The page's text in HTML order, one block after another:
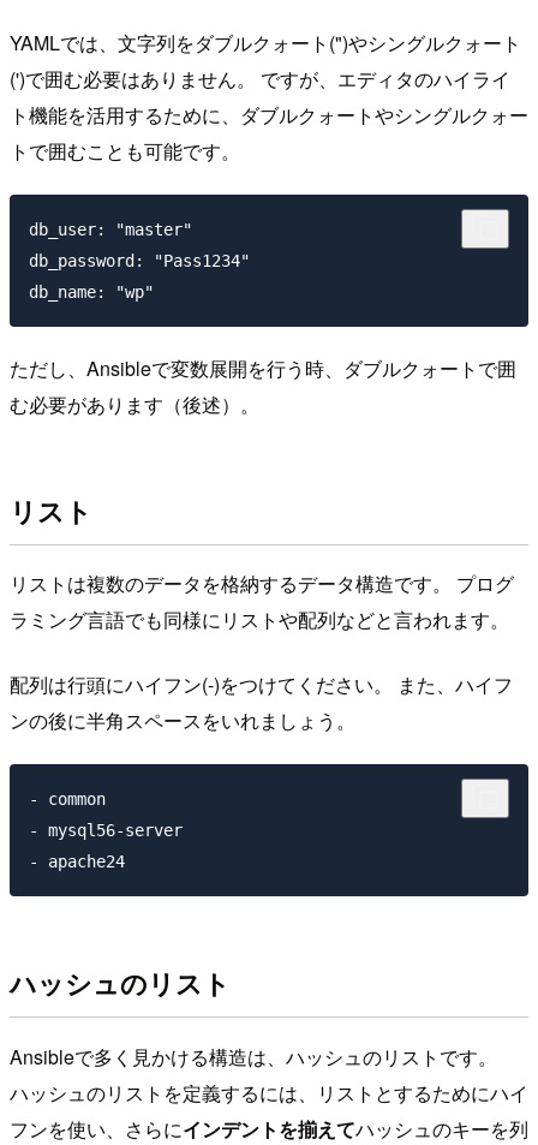
YAMLでは、文字列をダブルクォート(")やシングルクォート
(')で囲む必要はありません。 ですが、エディタのハイライ
ト機能を活用するために、ダブルクォートやシングルクォー
トで囲むことも可能です。
db_user: "master"
db_password: "Pass1234"
ただし、Ansibleで変数展開を行う時、ダブルクォートで囲
む必要があります（後述）。
リスト
リストは複数のデータを格納するデータ構造です。 プログ
ラミング言語でも同様にリストや配列などと言われます。
配列は行頭にハイフン(-)をつけてください。 また、ハイフ
ンの後に半角スペースをいれましょう。
- common
- mysql56-server
ハッシュのリスト
Ansibleで多く見かける構造は、ハッシュのリストです。
ハッシュのリストを定義するには、リストとするためにハイ
フンを使い、さらにインデントを揃えてハッシュのキーを列